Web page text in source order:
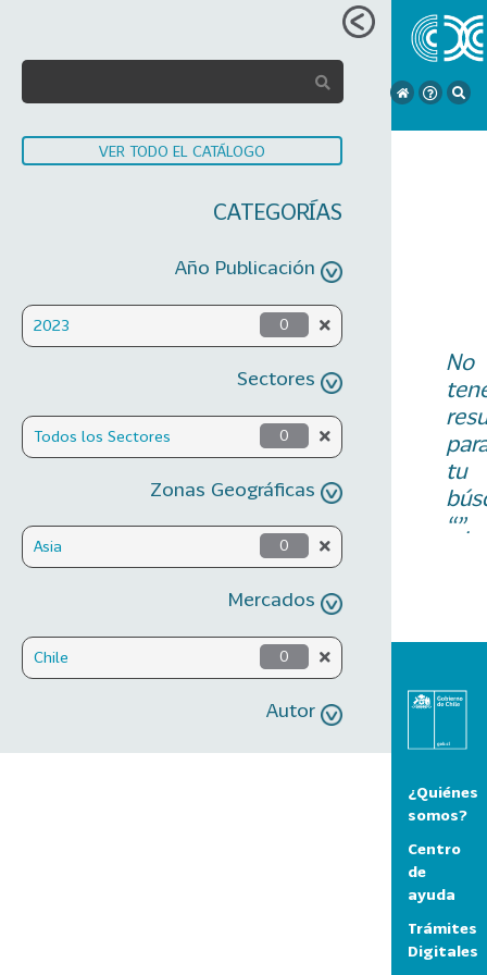
VER TODO EL CATÁLOGO
CATEGORÍAS
Año Publicación
2023 0
Sectores
Todos los Sectores 0
Zonas Geográficas
Asia 0
Mercados
Chile 0
Autor
No
tu
“”.
¿Quiénes
somos?
Centro
de
ayuda
Trámites
Digitales